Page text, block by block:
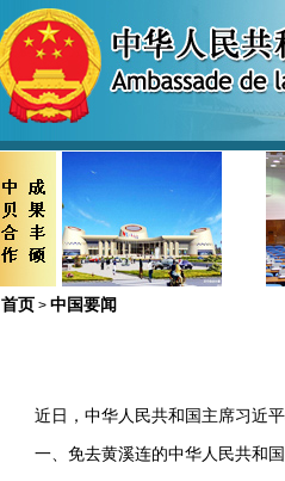
首页 > 中国要闻
近日，中华人民共和国主席习近
一、免去黄溪连的中华人民共和